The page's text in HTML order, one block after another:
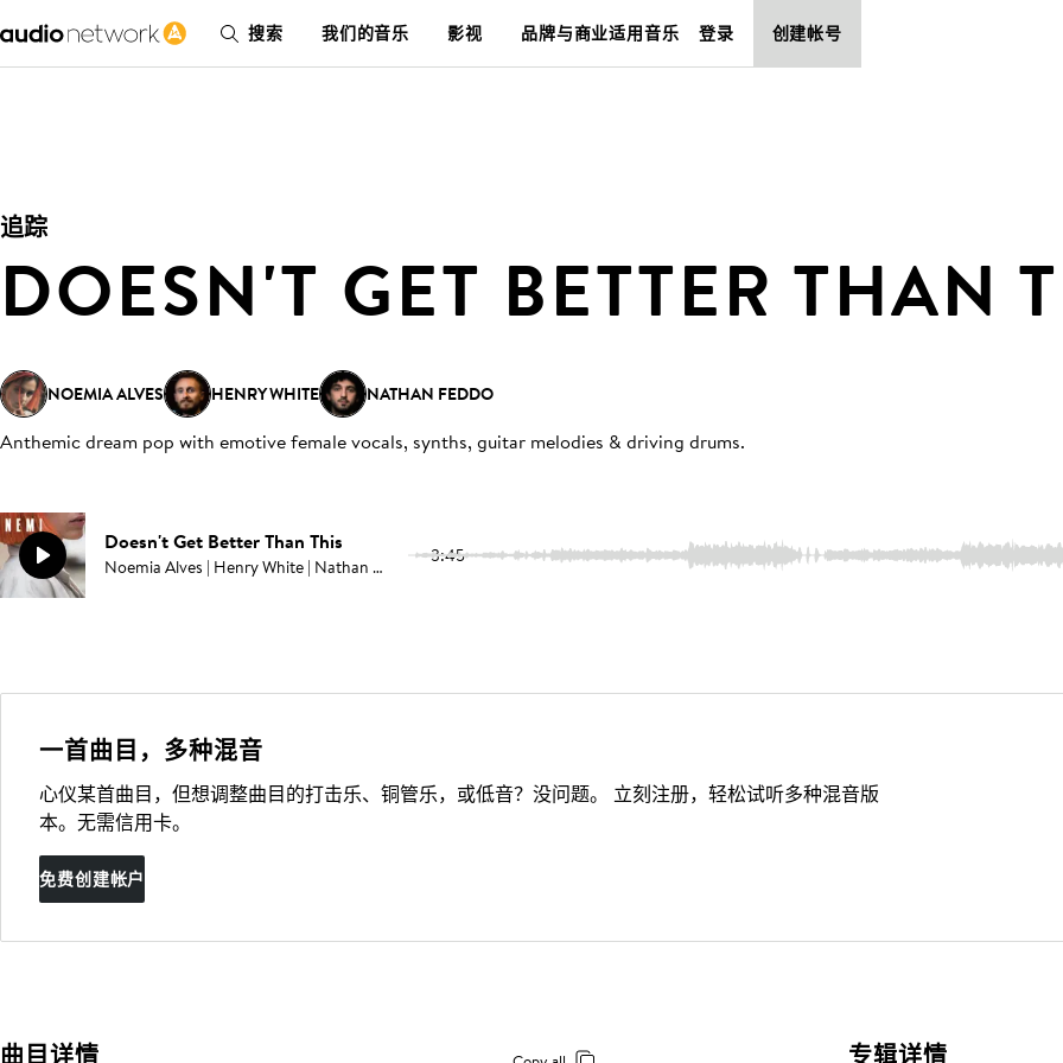
搜索 我们的音乐 影视 品牌与商业适用音乐 登录 创建帐号
追踪
DOESN'T GET BETTER THAN
NOEMIA ALVES HENRY WHITE NATHAN FEDDO
Anthemic dream pop with emotive female vocals, synths, guitar melodies & driving drums.
Doesn't Get Better Than This
Noemia Alves | Henry White | Nathan Feddo 3:45
一首曲目，多种混音
心仪某首曲目，但想调整曲目的打击乐、铜管乐，或低音？没问题。 立刻注册，轻松试听多种混音版
本。无需信用卡。
免费创建帐户
曲目详情 专辑详情